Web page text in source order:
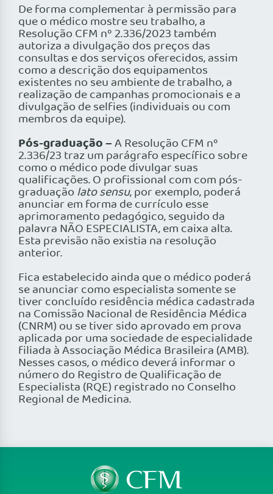
De forma complementar à permissão para
que o médico mostre seu trabalho, a
Resolução CFM nº 2.336/2023 também
autoriza a divulgação dos preços das
consultas e dos serviços oferecidos, assim
como a descrição dos equipamentos
existentes no seu ambiente de trabalho, a
realização de campanhas promocionais e a
divulgação de selfies (individuais ou com
membros da equipe).
Pós-graduação –A Resolução CFM nº
2.336/23 traz um parágrafo específico sobre
como o médico pode divulgar suas
qualificações. O profissional com com pós-
graduação lato sensu, por exemplo, poderá
anunciar em forma de currículo esse
aprimoramento pedagógico, seguido da
palavra NÃO ESPECIALISTA, em caixa alta.
Esta previsão não existia na resolução
anterior.
Fica estabelecido ainda que o médico poderá
se anunciar como especialista somente se
tiver concluído residência médica cadastrada
na Comissão Nacional de Residência Médica
(CNRM) ou se tiver sido aprovado em prova
aplicada por uma sociedade de especialidade
filiada à Associação Médica Brasileira (AMB).
Nesses casos, o médico deverá informar o
número do Registro de Qualificação de
Especialista (RQE) registrado no Conselho
Regional de Medicina.